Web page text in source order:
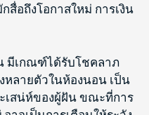
อถึงโอกาสใหม่ การเงิน
มีเกณฑ์ได้รับโชคลาภ
หลายตัวในห้องนอน เป็น
สน่ห์ของผู้ฝัน ขณะที่การ